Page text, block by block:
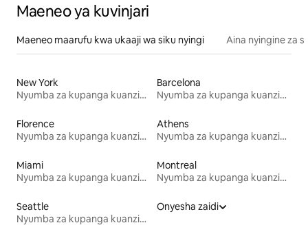
Maeneo ya kuvinjari
Maeneo maarufu kwa ukaaji wa siku nyingi Aina nyingine za
New York
Nyumba za kupanga kuanzia mwezi mmoja
Barcelona
Nyumba za kupanga kuanzia mwezi mmoja
Florence
Nyumba za kupanga kuanzia mwezi mmoja
Athens
Nyumba za kupanga kuanzia mwezi mmoja
Miami
Nyumba za kupanga kuanzia mwezi mmoja
Montreal
Nyumba za kupanga kuanzia mwezi mmoja
Seattle
Nyumba za kupanga kuanzia mwezi mmoja
Onyesha zaidi